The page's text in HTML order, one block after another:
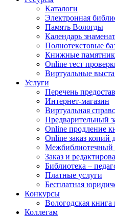
Каталоги
Электронная
Память Вологды
Календарь
Полнотекстовые
Книжные
Online тест
Виртуальные
Услуги
Перечень
Интернет-магазин
Виртуальная
Предварительный
Online продление
Online заказ копий
Межбиблиотечный
Заказ и
Библиотека –
Платные услуги
Бесплатная
Конкурсы
Вологодская книга
Коллегам